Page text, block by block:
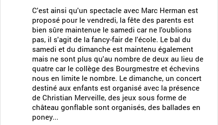
C'est ainsi qu'un spectacle avec Marc Herman est
proposé pour le vendredi, la fête des parents est
bien sûre maintenue le samedi car ne l'oublions
pas, il s'agit de la fancy-fair de l'école. Le bal du
samedi et du dimanche est maintenu également
mais ne sont plus qu'au nombre de deux au lieu de
quatre car le collège des Bourgmestre et échevins
nous en limite le nombre. Le dimanche, un concert
destiné aux enfants est organisé avec la présence
de Christian Merveille, des jeux sous forme de
château gonflable sont organisés, des ballades en
poney...